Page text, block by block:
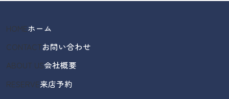
HOMEホーム
CONTACTお問い合わせ
ABOUT US会社概要
RESERVE来店予約